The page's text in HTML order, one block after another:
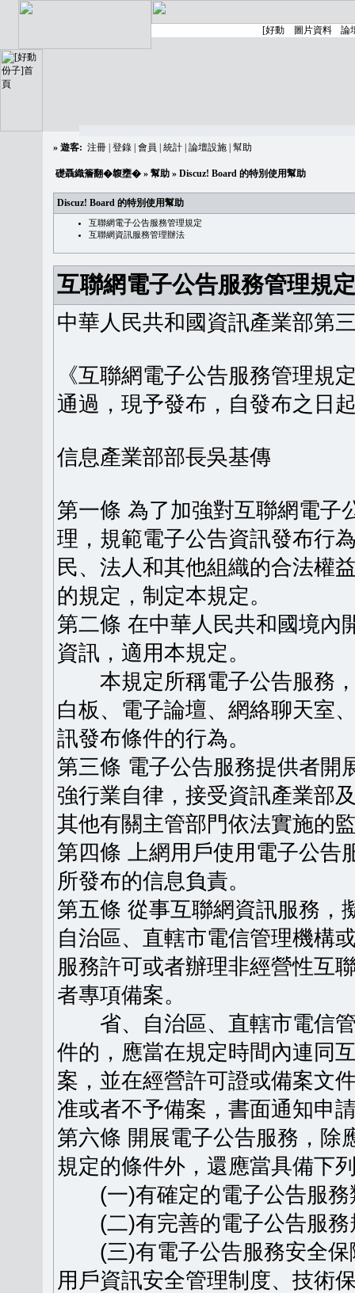
» 遊客: 注冊 登錄 會員 統計 論壇設施 幫助
礎聶織簷翻�䪖壅� » 幫助 » Discuz! Board 的特別使用幫助
Discuz! Board 的特別使用幫助
互聯網電子公告服務管理規定
互聯網資訊服務管理辦法
互聯網電子公告服務管理規定
中華人民共和國資訊產業部第
《互聯網電子公告服務管理規
通過，現予發布，自發布之日
信息產業部部長吳基傳
第一條 為了加強對互聯網電子
理，規範電子公告資訊發布行
民、法人和其他組織的合法權
的規定，制定本規定。
第二條 在中華人民共和國境內
資訊，適用本規定。
本規定所稱電子公告服務，
白板、電子論壇、網絡聊天室
訊發布條件的行為。
第三條 電子公告服務提供者開
強行業自律，接受資訊產業部
其他有關主管部門依法實施的
第四條 上網用戶使用電子公告
所發布的信息負責。
第五條 從事互聯網資訊服務，
自治區、直轄市電信管理機構
服務許可或者辦理非經營性互
者專項備案。
省、自治區、直轄市電信管
件的，應當在規定時間內連同
案，並在經營許可證或備案文
准或者不予備案，書面通知申
第六條 開展電子公告服務，除
規定的條件外，還應當具備下
(一)有確定的電子公告服務
(二)有完善的電子公告服務
(三)有電子公告服務安全保
用戶資訊安全管理制度、技術